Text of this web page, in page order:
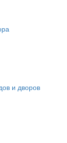
и дворов